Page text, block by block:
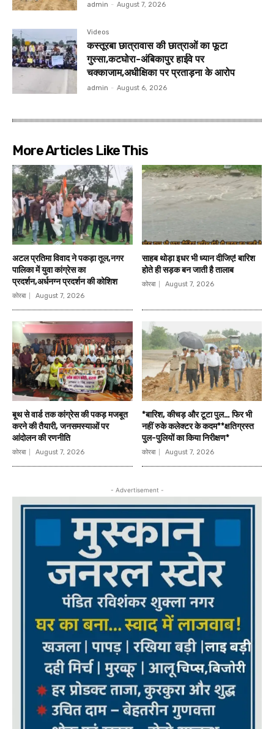
admin - August 7, 2026
Videos
कस्तूरबा छात्रावास की छात्राओं का फूटा
गुस्सा,कटघोरा-अंबिकापुर हाईवे पर
चक्काजाम,अधीक्षिका पर प्रताड़ना के आरोप
admin - August 6, 2026
More Articles Like This
अटल प्रतिमा विवाद ने पकड़ा तूल,नगर
पालिका में युवा कांग्रेस का
प्रदर्शन,अर्धनग्न प्रदर्शन की कोशिश
कोरबा August 7, 2026
साहब थोड़ा इधर भी ध्यान दीजिए! बारिश
होते ही सड़क बन जाती है तालाब
कोरबा August 7, 2026
बूथ से वार्ड तक कांग्रेस की पकड़ मजबूत
करने की तैयारी, जनसमस्याओं पर
आंदोलन की रणनीति
कोरबा August 7, 2026
*बारिश, कीचड़ और टूटा पुल… फिर भी
नहीं रुके कलेक्टर के कदम**क्षतिग्रस्त
पुल-पुलियों का किया निरीक्षण*
कोरबा August 7, 2026
- Advertisement -